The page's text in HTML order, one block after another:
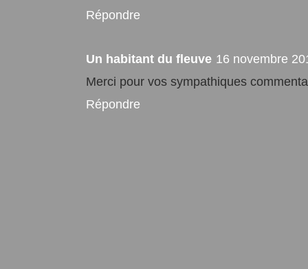
Répondre
Un habitant du fleuve 16 novembre
Merci pour vos sympathiques
Répondre